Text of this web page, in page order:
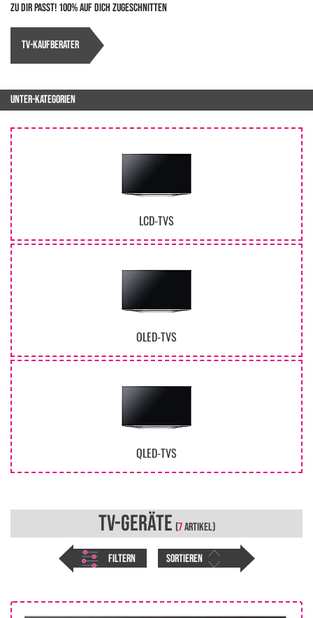
ZU DIR PASST! 100% AUF DICH ZUGESCHNITTEN
TV-KAUFBERATER
UNTER-KATEGORIEN
LCD-TVS
OLED-TVS
QLED-TVS
FILTERN
TV-GERÄTE (7ARTIKEL)
SORTIEREN